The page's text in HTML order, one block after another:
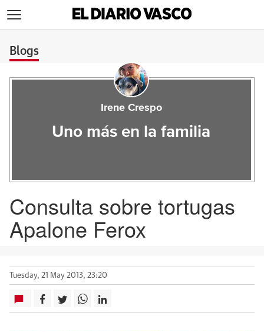
Blogs
Irene Crespo
Uno más en la familia
Consulta sobre tortugas
Apalone Ferox
Tuesday, 21 May 2013, 23:20